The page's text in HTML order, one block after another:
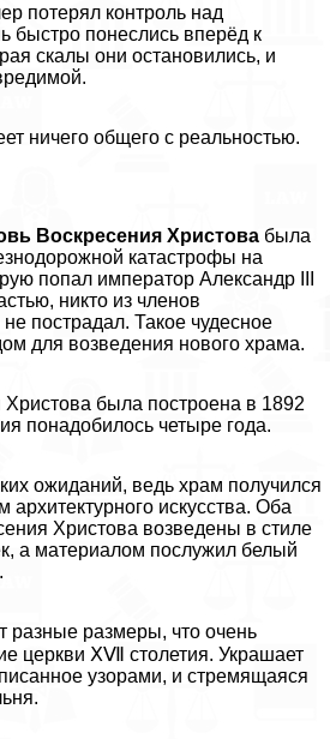
потерял контроль над
быстро понеслись вперёд к
скалы они остановились, и
ничего общего с реальностью.
Воскресения Христова была
катастрофы на
попал император Александр III
никто из члeнов
пострадал. Такое чудесное
для возведения нового храма.
Христова была построена в 1892
понадобилось четыре года.
ожиданий, ведь храм получился
архитектурного искусства. Оба
Христова возведены в стиле
а материалом послужил белый
разные размеры, что очень
церкви ⅩⅦ столетия. Украшает
узорами, и стремящаяся